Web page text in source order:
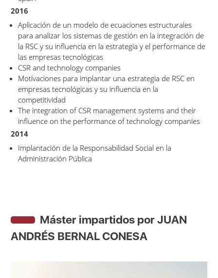
2016
Aplicación de un modelo de ecuaciones estructurales
para analizar los sistemas de gestión en la integración de
la RSC y su influencia en la estrategia y el performance de
las empresas tecnológicas
CSR and technology companies
Motivaciones para implantar una estrategia de RSC en
empresas tecnológicas y su influencia en la
competitividad
The integration of CSR management systems and their
influence on the performance of technology companies
2014
Implantación de la Responsabilidad Social en la
Administración Pública
Máster impartidos por JUAN
ANDRÉS BERNAL CONESA